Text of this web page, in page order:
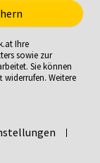
Ihre
sowie zur
Sie können
Weitere